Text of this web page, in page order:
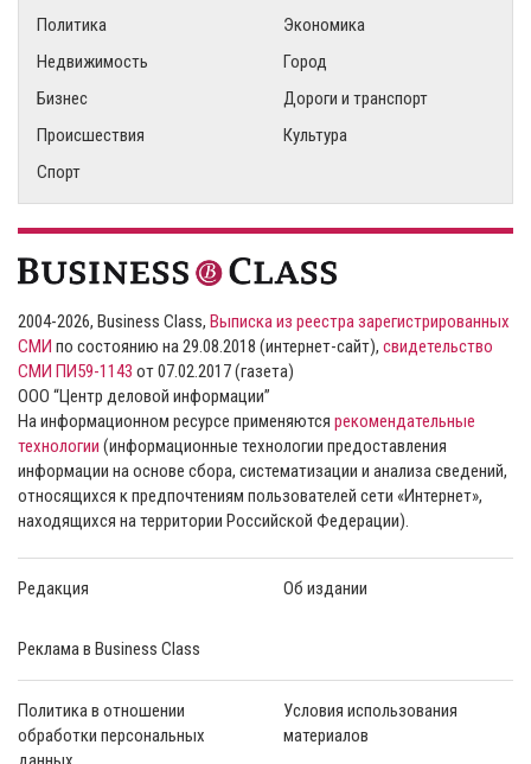
Политика
Экономика
Недвижимость
Город
Бизнес
Дороги и транспорт
Происшествия
Культура
Спорт
2004-2026, Business Class, Выписка из реестра зарегистрированных
СМИ по состоянию на 29.08.2018 (интернет-сайт), свидетельство
СМИ ПИ59-1143 от 07.02.2017 (газета)
ООО “Центр деловой информации”
На информационном ресурсе применяются рекомендательные
технологии (информационные технологии предоставления
информации на основе сбора, систематизации и анализа сведений,
относящихся к предпочтениям пользователей сети «Интернет»,
находящихся на территории Российской Федерации).
Редакция Об издании
Реклама в Business Class
Политика в отношении
обработки персональных
Условия использования
материалов